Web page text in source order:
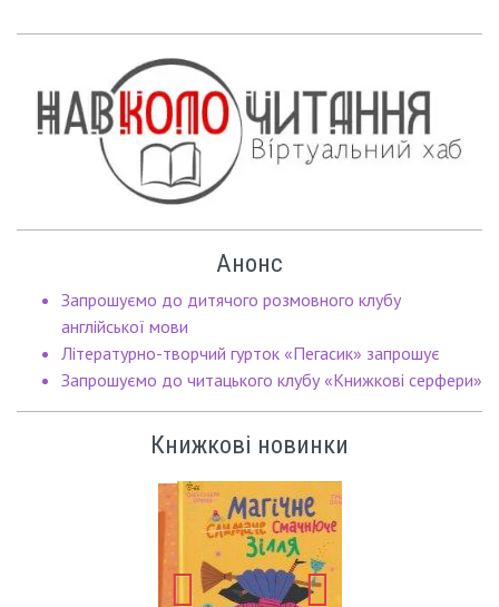
Анонс
Запрошуємо до дитячого розмовного клубу
англійської мови
Літературно-творчий гурток «Пегасик» запрошує
Запрошуємо до читацького клубу «Книжкові серфери»
Книжкові новинки